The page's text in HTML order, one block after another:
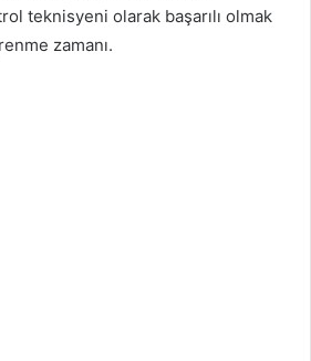
teknisyeni olarak başarılı olmak
zamanı.